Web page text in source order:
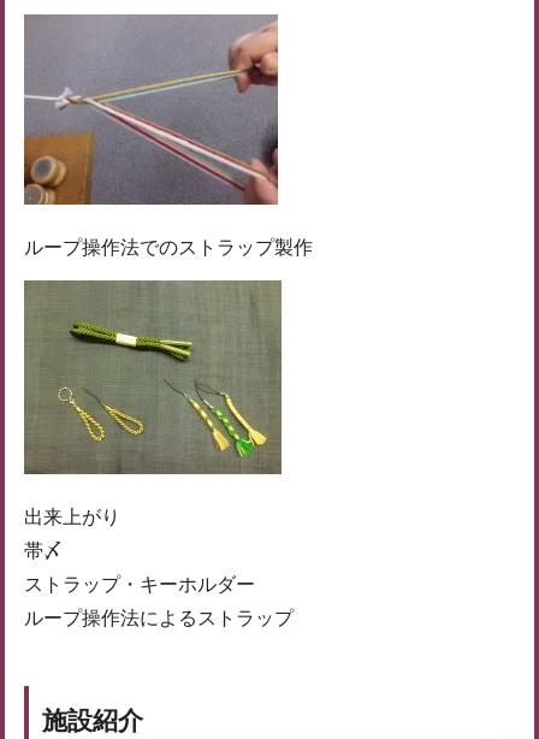
ループ操作法でのストラップ製作
出来上がり
帯〆
ストラップ・キーホルダー
ループ操作法によるストラップ
施設紹介